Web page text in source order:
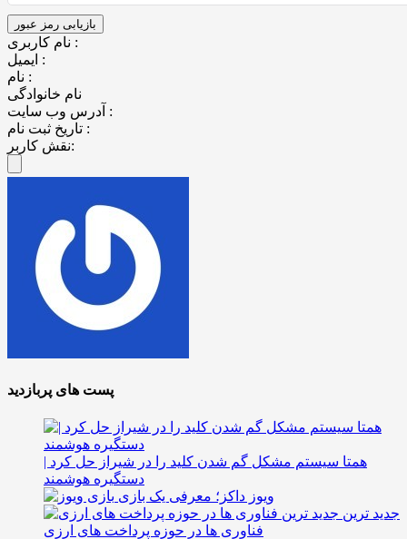
نام کاربری :
ایمیل :
نام :
نام خانوادگی
آدرس وب سایت :
تاریخ ثبت نام :
نقش کاربر:
پست های پربازدید
همتا سیستم مشکل گم شدن کلید را در شیراز حل کرد |
دستگیره هوشمند
ویوز داکز؛ معرفی یک بازی
جدید ترین
فناوری ها در حوزه پرداخت های ارزی